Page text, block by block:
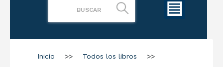
Inicio >> Todos los libros
>>